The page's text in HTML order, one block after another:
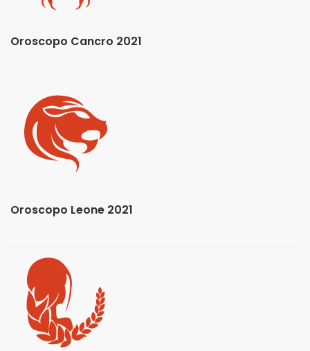
Oroscopo Cancro 2021
Oroscopo Leone 2021